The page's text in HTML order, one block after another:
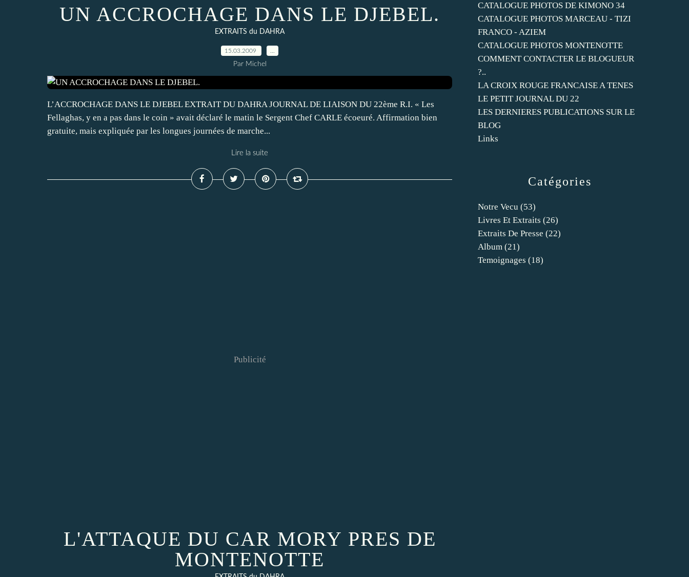
UN ACCROCHAGE DANS LE DJEBEL.
EXTRAITS du DAHRA
15.03.2009
Par Michel
L’ACCROCHAGE DANS LE DJEBEL EXTRAIT DU DAHRA JOURNAL DE LIAISON DU 22ème R.I. « Les
Fellaghas, y en a pas dans le coin » avait déclaré le matin le Sergent Chef CARLE écoeuré. Affirmation bien
gratuite, mais expliquée par les longues journées de marche...
Lire la suite
Publicité
L'ATTAQUE DU CAR MORY PRES DE
MONTENOTTE
Catégories
Notre Vecu (53)
Livres Et Extraits (26)
Extraits De Presse (22)
Album (21)
Temoignages (18)
CATALOGUE PHOTOS DE KIMONO 34
CATALOGUE PHOTOS MARCEAU - TIZI
FRANCO - AZIEM
CATALOGUE PHOTOS MONTENOTTE
COMMENT CONTACTER LE BLOGUEUR
?..
LA CROIX ROUGE FRANCAISE A TENES
LE PETIT JOURNAL DU 22
LES DERNIERES PUBLICATIONS SUR LE
BLOG
Links